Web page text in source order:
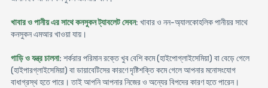
খাবার ও পানীয় এর সাথে কনসুকন ট্যাবলেট সেবন: খাবার ও নন-অ্যালকোহলিক পানীয়র সাথে
কনসুকন এমআর খাওয়া যায়।
গাড়ি ও যন্ত্র চালনা: শর্করার পরিমান রক্তে খুব বেশি কমে (হাইপোগ্লাইসেমিয়া) বা বেড়ে গেলে
(হাইপারগ্লাইসেমিয়া) বা ডায়াবেটিসের কারণে দৃষ্টিশক্তি কমে গেলে আপনার মনোসংযোগ
বাধাগ্রস্থ হতে পারে। তাই আপনি আপনার নিজের ও অন্যের বিপদের কারণ হতে পারেন।